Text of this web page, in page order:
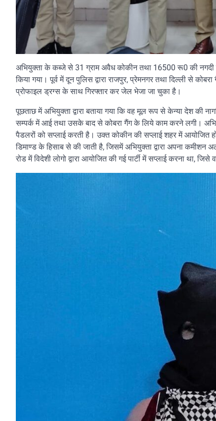
अभियुक्ता के कब्जे से 31 ग्राम अवैध कोकीन तथा 16500 रू0 की नगदी
किया गया। पूर्व में दून पुलिस द्वारा राजपुर, प्रेमनगर तथा दिल्ली से
प्रोफाइल ड्रग्स के साथ गिरफ्तार कर जेल भेजा जा चुका है।
पूछताछ में अभियुक्ता द्वारा बताया गया कि वह मूल रूप से केन्या देश की
सम्पर्क में आई तथा उसके बाद से कोबरा गैंग के लिये काम करने लगी।
पैडलरों को सप्लाई करती है। उक्त कोकीन की सप्लाई शहर में आयोजित
डिमाण्ड के हिसाब से की जाती है, जिसमें अभियुक्ता द्वारा अपना कमीशन
रोड में विदेशी लोगो द्वारा आयोजित की गई पार्टी में सप्लाई करना था,